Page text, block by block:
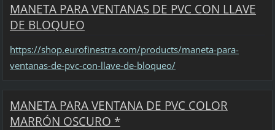
MANETA PARA VENTANAS DE PVC CON LLAVE
DE BLOQUEO
https://shop.eurofinestra.com/products/maneta-para-
ventanas-de-pvc-con-llave-de-bloqueo/
MANETA PARA VENTANA DE PVC COLOR
MARRÓN OSCURO *